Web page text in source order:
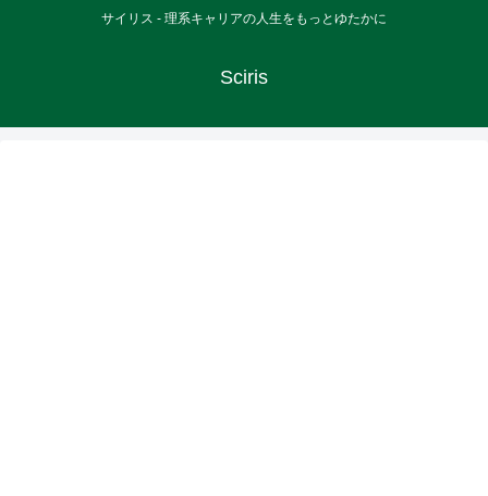
サイリス - 理系キャリアの人生をもっとゆたかに
Sciris